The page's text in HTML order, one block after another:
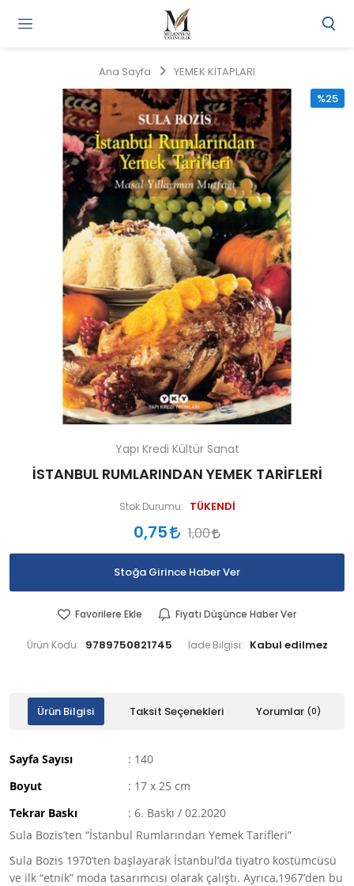
Ana Sayfa YEMEK KİTAPLARI
%25
Yapı Kredi Kültür Sanat
İSTANBUL RUMLARINDAN YEMEK TARİFLERİ
Stok Durumu: TÜKENDİ
0,75 1,00
Stoğa Girince Haber Ver
Favorilere Ekle Fiyatı Düşünce Haber Ver
Ürün Kodu: 9789750821745 İade Bilgisi:
Ürün Bilgisi Taksit Seçenekleri Yorumlar (0)
Sayfa Sayısı
: 140
Boyut
: 17 x 25 cm
Tekrar Baskı
: 6. Baskı / 02.2020
Sula Bozis’ten “İstanbul Rumlarından Yemek Tarifleri”
Sula Bozis 1970’ten başlayarak İstanbul’da tiyatro kostümcüsü
ve ilk “etnik” moda tasarımcısı olarak çalıştı. Ayrıca,1967’den bu